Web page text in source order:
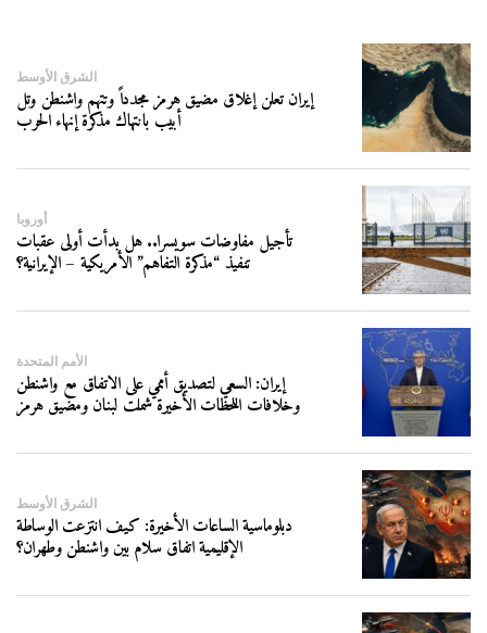
الشرق الأوسط
إيران تعلن إغلاق مضيق هرمز مجدداً وتتهم واشنطن وتل
أبيب بانتهاك مذكرة إنهاء الحرب
أوروبا
تأجيل مفاوضات سويسرا.. هل بدأت أولى عقبات
تنفيذ “مذكرة التفاهم” الأمريكية – الإيرانية؟
الأمم المتحدة
إيران: السعي لتصديق أممي على الاتفاق مع واشنطن
وخلافات اللحظات الأخيرة شملت لبنان ومضيق هرمز
الشرق الأوسط
دبلوماسية الساعات الأخيرة: كيف انتزعت الوساطة
الإقليمية اتفاق سلام بين واشنطن وطهران؟